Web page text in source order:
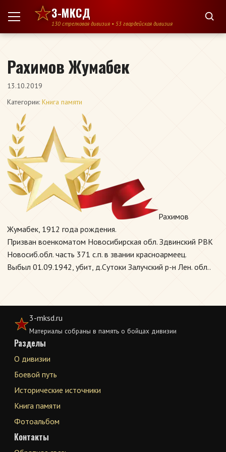
Перейти к содержимому
3-МКСД
130 стрелковая дивизия • 53 гвардейская дивизия
Рахимов Жумабек
13.10.2019
Категории: Книга памяти
Рахимов
Жумабек, 1912 года рождения.
Призван военкоматом Новосибирская обл. Здвинский РВК
Новосиб.обл. часть 371 с.п. в звании красноармеец.
Выбыл 01.09.1942, убит, д.Сутоки Залучский р-н Лен. обл..
3-mksd.ru
Материалы собраны в память о бойцах дивизии
Разделы
О дивизии
Боевой путь
Исторические источники
Книга памяти
Фотоальбом
Контакты